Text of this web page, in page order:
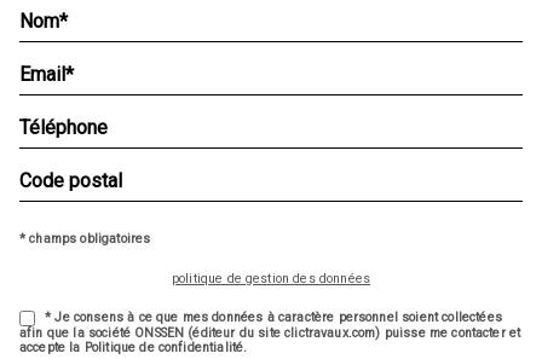
* champs obligatoires
politique de gestion des données
* Je consens à ce que mes données à caractère personnel soient collectées
afin que la société ONSSEN (éditeur du site clictravaux.com) puisse me contacter et
accepte la Politique de confidentialité.